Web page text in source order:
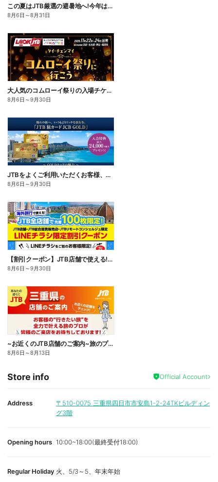
この夏はJTB厳選の避暑地へ!今年は、旅の目的地に「涼しさ」を選んでみませんか。割引クーポンもご用意
8月6日 ～8月31日
大人気のコムローイ祭りの入場チケット&指定ホテルから会場までの送迎付きのツアーをご用意しました。
8月6日 ～9月30日
JTBをよくご利用いただくお客様、旅行がお好きなお客様に特におすすめのカード。入会キャンペーン実施中
8月6日 ～9月30日
【割引クーポン】JTB店舗で使える!LINEチラシをご覧のお客様限定のお得な海外割引クーポン配布中♪
8月6日 ～9月30日
~お近くのJTB店舗のご案内~旅のプロがお客様の行きたい旅を叶えます!ご来店お待ちしております
8月6日 ～8月13日
Store info Official Account
Address 〒510-0075 三重県四日市市安島1-2-24TKビルディン
グ3階
Opening hours 10:00~18:00(最終受付18:00)
Regular Holiday 火、5/3～5、年末年始